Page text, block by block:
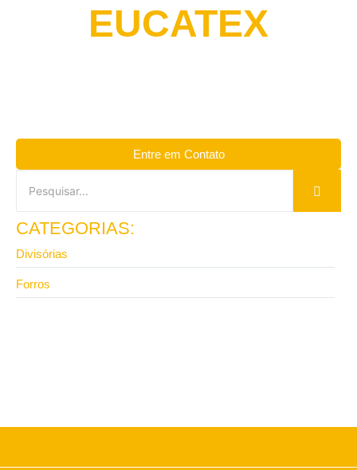
EUCATEX
Entre em Contato
CATEGORIAS:
Divisórias
Forros